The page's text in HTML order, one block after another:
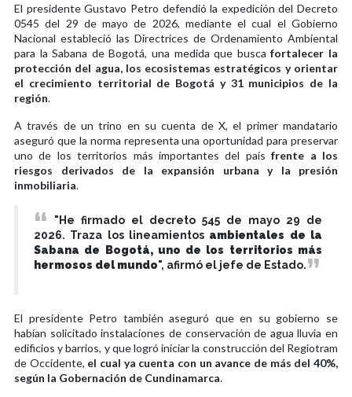
El presidente Gustavo Petro defendió la expedición del Decreto
0545 del 29 de mayo de 2026, mediante el cual el Gobierno
Nacional estableció las Directrices de Ordenamiento Ambiental
para la Sabana de Bogotá, una medida que buscafortalecer la
protección del agua, los ecosistemas estratégicos y orientar
el crecimiento territorial de Bogotá y 31 municipios de la
región.
A través de un trino en su cuenta de X, el primer mandatario
aseguró que la norma representa una oportunidad para preservar
uno de los territorios más importantes del paísfrente a los
riesgos derivados de la expansión urbana y la presión
inmobiliaria.
"He firmado el decreto 545 de mayo 29 de
2026. Traza los lineamientos ambientales de la
Sabana de Bogotá, uno de los territorios más
hermosos del mundo", afirmó el jefe de Estado.
El presidente Petro también aseguró que en su gobierno se
habían solicitado instalaciones de conservación de agua lluvia en
edificios y barrios, y que logró iniciar la construcción del Regiotram
de Occidente, el cual ya cuenta con un avance de más del 40%,
según la Gobernación de Cundinamarca.